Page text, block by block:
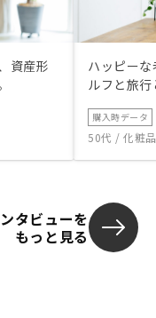
資産形
ハッピー
ルフと旅
購入時データ
50代 / 化粧
タビューを
もっと見る